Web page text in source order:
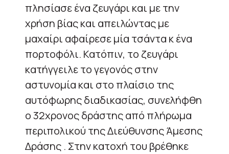
πλησίασε ένα ζευγάρι και με την
χρήση βίας και απειλώντας με
μαχαίρι αφαίρεσε μία τσάντα κ ένα
πορτοφόλι. Κατόπιν, το ζευγάρι
κατήγγειλε το γεγονός στην
αστυνομία και στο πλαίσιο της
αυτόφωρης διαδικασίας, συνελήφθη
ο 32χρονος δράστης από πλήρωμα
περιπολικού της Διεύθυνσης Άμεσης
Δράσης . Στην κατοχή του βρέθηκε